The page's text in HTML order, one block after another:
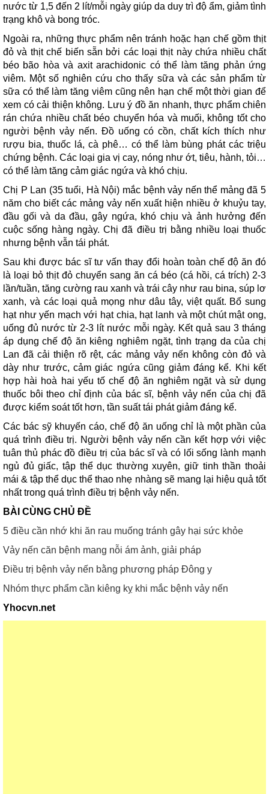
nước từ 1,5 đến 2 lít/mỗi ngày giúp da duy trì độ ẩm, giảm tình
trạng khô và bong tróc.
Ngoài ra, những thực phẩm nên tránh hoặc hạn chế gồm thịt
đỏ và thịt chế biến sẵn bởi các loại thịt này chứa nhiều chất
béo bão hòa và axit arachidonic có thể làm tăng phản ứng
viêm. Một số nghiên cứu cho thấy sữa và các sản phẩm từ
sữa có thể làm tăng viêm cũng nên hạn chế một thời gian để
xem có cải thiện không. Lưu ý đồ ăn nhanh, thực phẩm chiên
rán chứa nhiều chất béo chuyển hóa và muối, không tốt cho
người bệnh vảy nến. Đồ uống có cồn, chất kích thích như
rượu bia, thuốc lá, cà phê… có thể làm bùng phát các triệu
chứng bệnh. Các loại gia vị cay, nóng như ớt, tiêu, hành, tỏi…
có thể làm tăng cảm giác ngứa và khó chịu.
Chị P Lan (35 tuổi, Hà Nội) mắc bệnh vảy nến thể mảng đã 5
năm cho biết các mảng vảy nến xuất hiện nhiều ở khuỷu tay,
đầu gối và da đầu, gây ngứa, khó chịu và ảnh hưởng đến
cuộc sống hàng ngày. Chị đã điều trị bằng nhiều loại thuốc
nhưng bệnh vẫn tái phát.
Sau khi được bác sĩ tư vấn thay đổi hoàn toàn chế độ ăn đó
là loại bỏ thịt đỏ chuyển sang ăn cá béo (cá hồi, cá trích) 2-3
lần/tuần, tăng cường rau xanh và trái cây như rau bina, súp lơ
xanh, và các loại quả mọng như dâu tây, việt quất. Bổ sung
hạt như yến mạch với hạt chia, hạt lanh và một chút mật ong,
uống đủ nước từ 2-3 lít nước mỗi ngày. Kết quả sau 3 tháng
áp dụng chế độ ăn kiêng nghiêm ngặt, tình trạng da của chị
Lan đã cải thiện rõ rệt, các mảng vảy nến không còn đỏ và
dày như trước, cảm giác ngứa cũng giảm đáng kể. Khi kết
hợp hài hoà hai yếu tố chế độ ăn nghiêm ngặt và sử dụng
thuốc bôi theo chỉ định của bác sĩ, bệnh vảy nến của chị đã
được kiểm soát tốt hơn, tần suất tái phát giảm đáng kể.
Các bác sỹ khuyến cáo, chế độ ăn uống chỉ là một phần của
quá trình điều trị. Người bệnh vảy nến cần kết hợp với việc
tuân thủ phác đồ điều trị của bác sĩ và có lối sống lành mạnh
ngủ đủ giấc, tập thể dục thường xuyên, giữ tinh thần thoải
mái & tập thể dục thể thao nhẹ nhàng sẽ mang lại hiệu quả tốt
nhất trong quá trình điều trị bệnh vảy nến.
BÀI CÙNG CHỦ ĐỀ
5 điều cần nhớ khi ăn rau muống tránh gây hại sức khỏe
Vảy nến căn bệnh mang nỗi ám ảnh, giải pháp
Điều trị bệnh vảy nến bằng phương pháp Đông y
Nhóm thực phẩm cần kiêng kỵ khi mắc bệnh vảy nến
Yhocvn.net